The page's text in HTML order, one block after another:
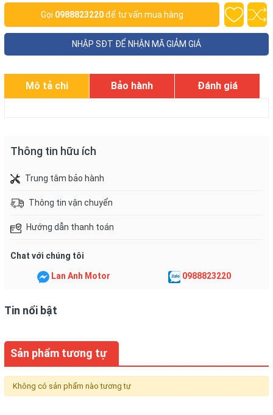
Gọi 0988823220để tư vấn mua hàng
NHẬP SĐT ĐỂ NHẬN MÃ GIẢM GIÁ
Mô tả chi Bảo hành Đánh giá
Thông tin hữu ích
Trung tâm bảo hành
Thông tin vận chuyển
Hướng dẫn thanh toán
Chat với chúng tôi
Lan Anh Motor 0988823220
Tin nổi bật
Sản phẩm tương tự
Không có sản phẩm nào tương tự